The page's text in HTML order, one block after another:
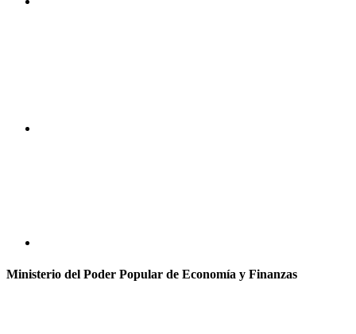
Ministerio del Poder Popular de Economía y Finanzas